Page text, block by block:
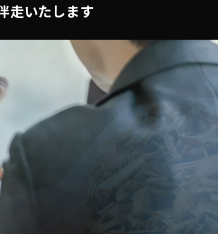
補助金
営業代行
走いたします